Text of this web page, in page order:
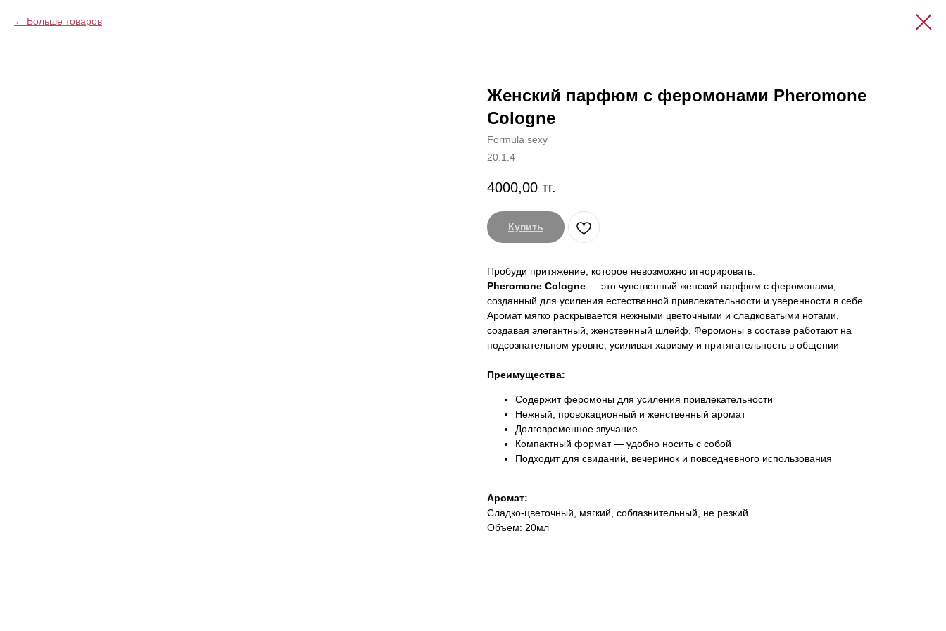
Больше товаров
Женский парфюм с феромонами Pheromone
Cologne
Formula sexy
20.1.4
4000,00 тг.
Купить
Пробуди притяжение, которое невозможно игнорировать.
Pheromone Cologne — это чувственный женский парфюм с феромонами,
созданный для усиления естественной привлекательности и уверенности в себе.
Аромат мягко раскрывается нежными цветочными и сладковатыми нотами,
создавая элегантный, женственный шлейф. Феромоны в составе работают на
подсознательном уровне, усиливая харизму и притягательность в общении
Преимущества:
Содержит феромоны для усиления привлекательности
Нежный, провокационный и женственный аромат
Долговременное звучание
Компактный формат — удобно носить с собой
Подходит для свиданий, вечеринок и повседневного использования
Аромат:
Сладко-цветочный, мягкий, соблазнительный, не резкий
Объем: 20мл